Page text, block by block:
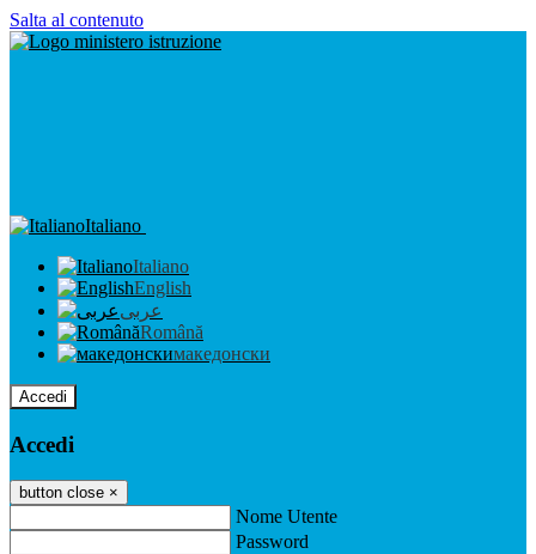
Salta al contenuto
Italiano
Italiano
English
عربى
Română
македонски
Accedi
Accedi
button close ×
Nome Utente
Password